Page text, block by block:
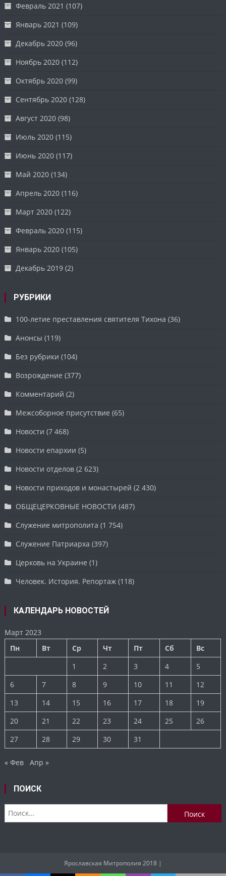
Февраль 2021 (107)
Январь 2021 (109)
Декабрь 2020 (96)
Ноябрь 2020 (112)
Октябрь 2020 (99)
Сентябрь 2020 (128)
Август 2020 (98)
Июль 2020 (115)
Июнь 2020 (117)
Май 2020 (134)
Апрель 2020 (116)
Март 2020 (122)
Февраль 2020 (115)
Январь 2020 (105)
Декабрь 2019 (2)
РУБРИКИ
100-летие преставления святителя Тихона (36)
Анонсы (119)
Без рубрики (104)
Возрождение (377)
Комментарий (2)
Межсоборное присутствие (65)
Новости (7 468)
Новости епархии (5)
Новости отделов (2 623)
Новости приходов и монастырей (2 430)
ОБЩЕЦЕРКОВНЫЕ НОВОСТИ (487)
Служение митрополита (1 754)
Служение Патриарха (397)
Церковь на Украине (1)
Человек. История. Репортаж (118)
КАЛЕНДАРЬ НОВОСТЕЙ
Март 2023
Пн
Вт Ср Чт Пт Сб
Вс
1
2 3 4
5
6
7 8 9 10 11
12
13
14 15 16 17 18
19
20
21 22 23 24 25
26
27
28 29 30 31
« Фев Апр »
ПОИСК
Найти:
Ярославская Митрополия 2018 |